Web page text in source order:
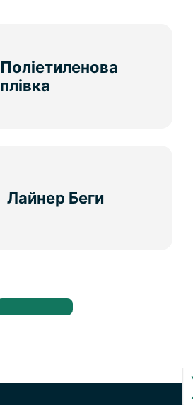
Поліетиленова
плівка
Лайнер Беги